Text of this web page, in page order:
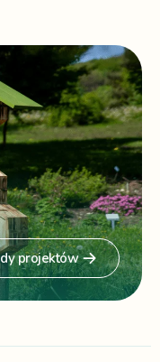
projektów